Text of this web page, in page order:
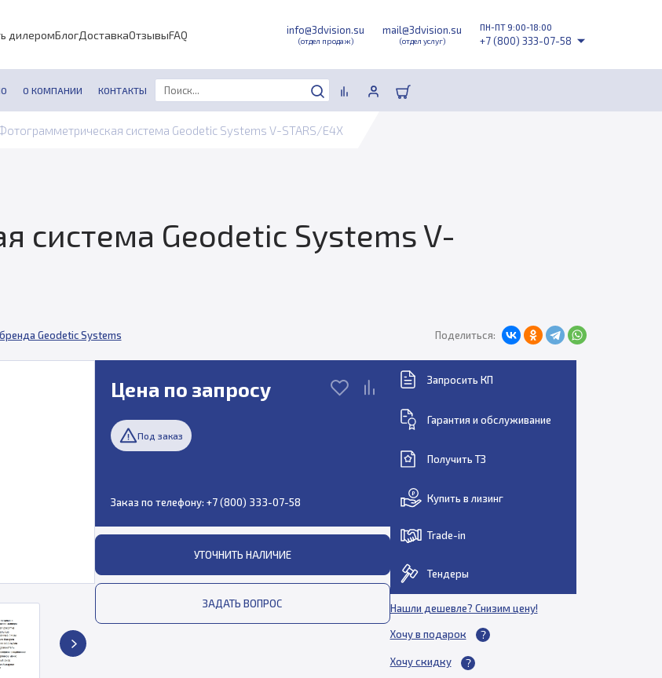
дилеромБлогДоставкаОтзывыFAQ info@3dvision.su
(отдел продаж)
mail@3dvision.su
(отдел услуг)
ПН-ПТ 9:00-18:00
+7 (800) 333-07-58
О КОМПАНИИ КОНТАКТЫ
система Geodetic Systems V-STARS/E4X
система Geodetic Systems V-
Geodetic Systems Поделиться:
Цена по запросу
Под заказ
Заказ по телефону: +7 (800) 333-07-58
УТОЧНИТЬ НАЛИЧИЕ
ЗАДАТЬ ВОПРОС
Запросить КП
Гарантия и обслуживание
Получить ТЗ
Купить в лизинг
Trade-in
Тендеры
Нашли дешевле? Снизим цену!
Хочу в подарок
Хочу скидку